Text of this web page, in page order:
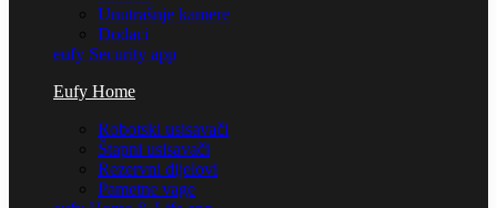
Unutrašnje kamere
Dodaci
eufy Security app
Eufy Home
Robotski usisavači
Štapni usisavači
Rezervni dijelovi
Pametne vage